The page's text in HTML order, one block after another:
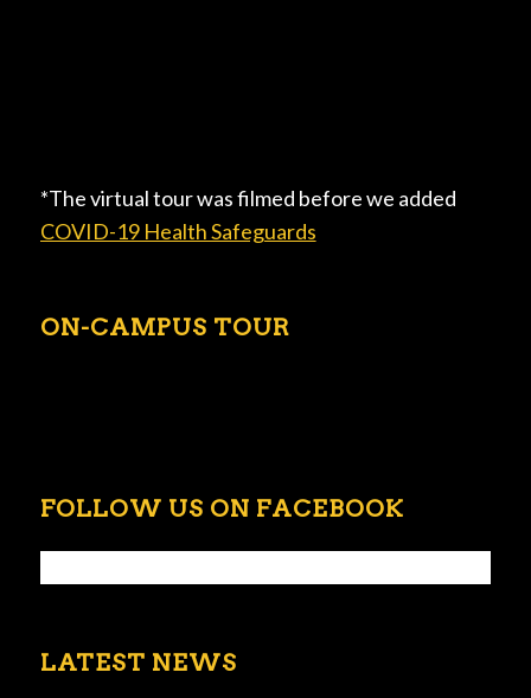
*The virtual tour was filmed before we added
COVID-19 Health Safeguards
ON-CAMPUS TOUR
FOLLOW US ON FACEBOOK
LATEST NEWS